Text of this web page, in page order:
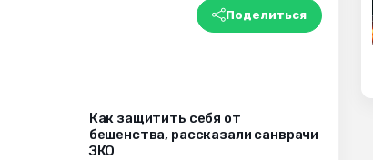
Поделиться
Как защитить себя от
бешенства, рассказали санврачи
ЗКО